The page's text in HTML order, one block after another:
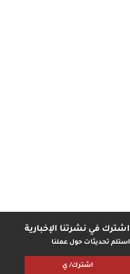
اشترك في نشرتنا الإخبارية
استلم تحديثات حول عملنا
اشترك/ ي